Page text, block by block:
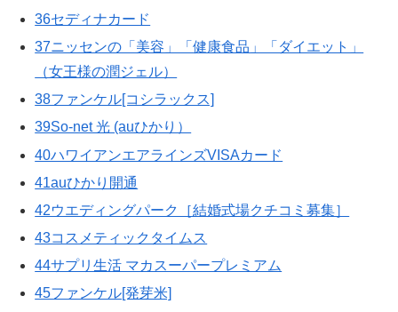
36セディナカード
37ニッセンの「美容」「健康食品」「ダイエット」
（女王様の潤ジェル）
38ファンケル[コシラックス]
39So-net 光 (auひかり）
40ハワイアンエアラインズVISAカード
41auひかり開通
42ウエディングパーク［結婚式場クチコミ募集］
43コスメティックタイムス
44サプリ生活 マカスーパープレミアム
45ファンケル[発芽米]